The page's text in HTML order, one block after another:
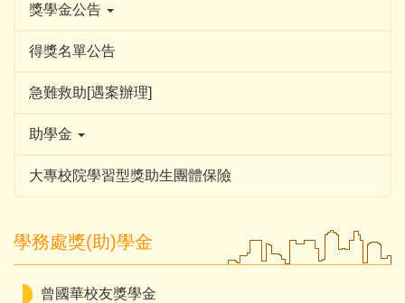
獎學金公告
得獎名單公告
急難救助[遇案辦理]
助學金
大專校院學習型獎助生團體保險
學務處獎(助)學金
曾國華校友獎學金